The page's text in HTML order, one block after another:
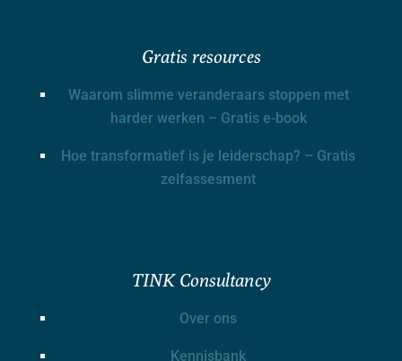
Gratis resources
Waarom slimme veranderaars stoppen met
harder werken – Gratis e-book
Hoe transformatief is je leiderschap? – Gratis
zelfassesment
TINK Consultancy
Over ons
Kennisbank